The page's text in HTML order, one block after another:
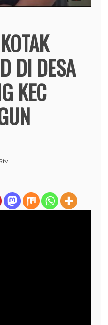
DI DESA
KEC